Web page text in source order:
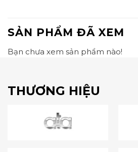
SẢN PHẨM ĐÃ XEM
Bạn chưa xem sản phẩm nào!
THƯƠNG HIỆU